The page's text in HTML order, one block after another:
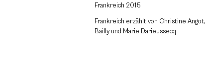
Frankreich 2015
Frankreich erzählt von Christine
Bailly und Marie Darieussecq